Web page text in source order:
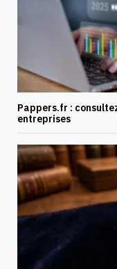
Pappers.fr :
entreprises